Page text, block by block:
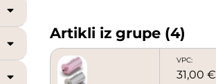
Artikli iz grupe (4)
VPC:
31,00 €